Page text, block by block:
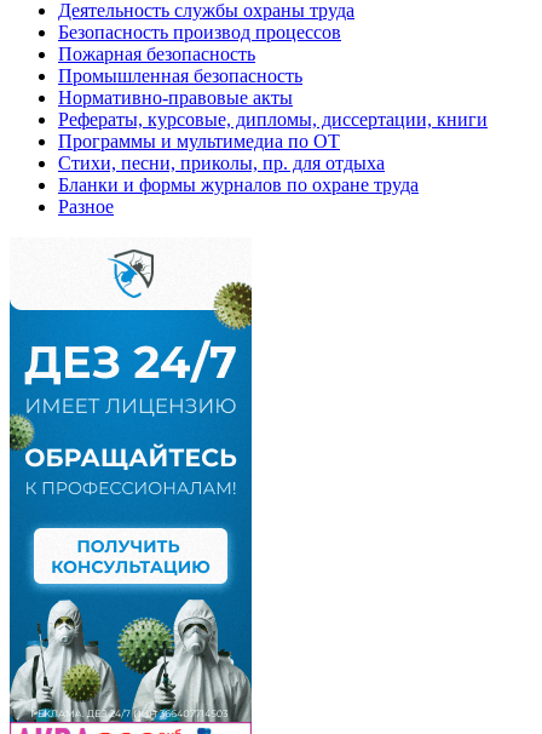
Деятельность службы охраны труда
Безопасность производ процессов
Пожарная безопасность
Промышленная безопасность
Нормативно-правовые акты
Рефераты, курсовые, дипломы, диссертации, книги
Программы и мультимедиа по ОТ
Стихи, песни, приколы, пр. для отдыха
Бланки и формы журналов по охране труда
Разное